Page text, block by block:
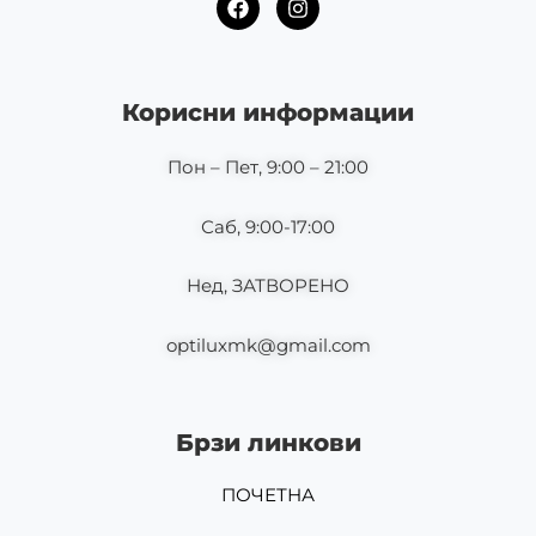
a
o
o
n
g
r
m
Корисни информации
Пон – Пет, 9:00 – 21:00
Саб, 9:00-17:00
Нед, ЗАТВОРЕНО
optiluxmk@gmail.com
Брзи линкови
ПОЧЕТНА